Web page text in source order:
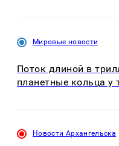
Мировые новости
Поток длиной в
планетные кольца у
Новости Архангельска